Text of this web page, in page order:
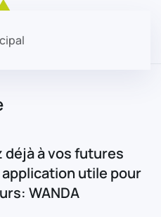
à vos futures
utile pour
WANDA